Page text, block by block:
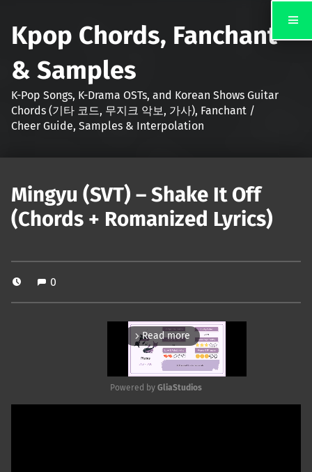
Kpop Chords, Fanchant
& Samples
K-Pop Songs, K-Drama OSTs, and Korean Shows Guitar
Chords (기타 코드, 무지크 악보, 가사), Fanchant /
Cheer Guide, Samples & Interpolation
Mingyu (SVT) – Shake It Off
(Chords + Romanized Lyrics)
0
arrow_forward_ios Read more
Powered by GliaStudios